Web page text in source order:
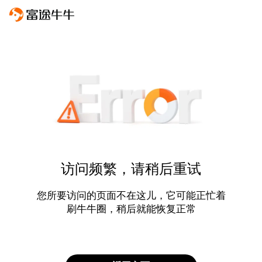
访问频繁，请稍后重试
您所要访问的页面不在这儿，它可能正忙着
刷牛牛圈，稍后就能恢复正常